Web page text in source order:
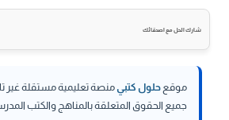
شارك الحل مع اصدقائك
موقع حلول كتبيمنصة تعليمية مستقلة غير
جميع الحقوق المتعلقة بالمناهج والكتب